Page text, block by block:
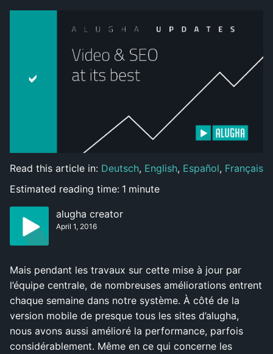
Read this article in: Deutsch, English, Español, Français
Estimated reading time: 1 minute
alugha creator
April 1, 2016
Mais pendant les travaux sur cette mise à jour par
l’équipe centrale, de nombreuses améliorations entrent
chaque semaine dans notre système. À côté de la
version mobile de presque tous les sites d’alugha,
nous avons aussi amélioré la performance, parfois
considérablement. Même en ce qui concerne les